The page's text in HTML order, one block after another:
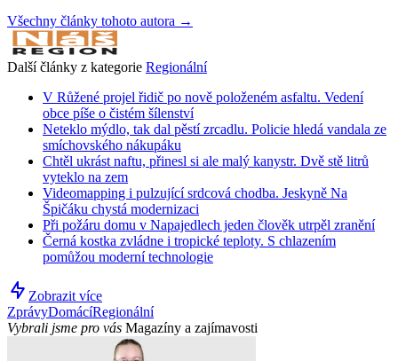
Všechny články tohoto autora →
Další články z kategorie Regionální
V Růžené projel řidič po nově položeném asfaltu. Vedení
obce píše o čistém šílenství
Neteklo mýdlo, tak dal pěstí zrcadlu. Policie hledá vandala ze
smíchovského nákupáku
Chtěl ukrást naftu, přinesl si ale malý kanystr. Dvě stě litrů
vyteklo na zem
Videomapping i pulzující srdcová chodba. Jeskyně Na
Špičáku chystá modernizaci
Při požáru domu v Napajedlech jeden člověk utrpěl zranění
Černá kostka zvládne i tropické teploty. S chlazením
pomůžou moderní technologie
Zobrazit více
ZprávyDomácíRegionální
Vybrali jsme pro vás Magazíny a zajímavosti